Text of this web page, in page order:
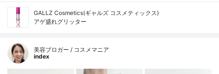
GALLZ Cosmetics(ギャルズ コスメティックス)
アゲ盛れグリッター
美容ブロガー / コスメマニア
index